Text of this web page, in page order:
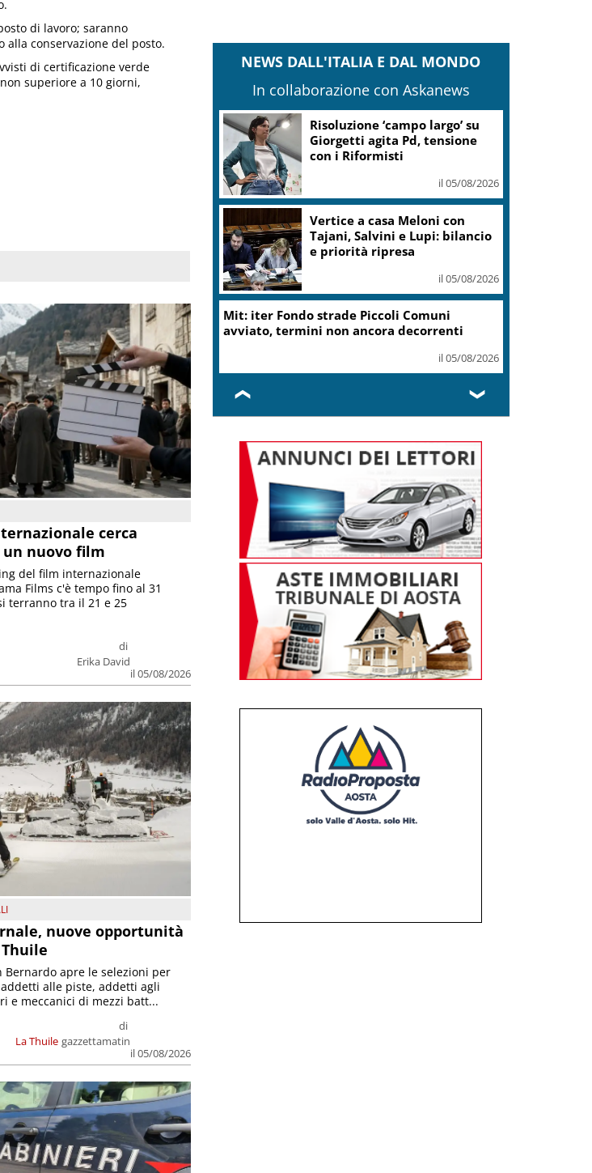
di lavoro; saranno
conservazione del posto.
di certificazione verde
superiore a 10 giorni,
cerca
un nuovo film
di
Erika David
il 05/08/2026
del film internazionale
Films c'è tempo fino al 31
terranno tra il 21 e 25
nuove opportunità
La Thuile
di
gazzettamatin
il 05/08/2026
Bernardo apre le selezioni per
alle piste, addetti agli
e meccanici di mezzi batt...
NEWS DALL'ITALIA E DAL MONDO
In collaborazione con Askanews
Risoluzione ‘campo largo’ su
Giorgetti agita Pd, tensione
con i Riformisti
il 05/08/2026
Vertice a casa Meloni con
Tajani, Salvini e Lupi: bilancio
e priorità ripresa
il 05/08/2026
Mit: iter Fondo strade Piccoli Comuni
avviato, termini non ancora decorrenti
il 05/08/2026
❮ ❯